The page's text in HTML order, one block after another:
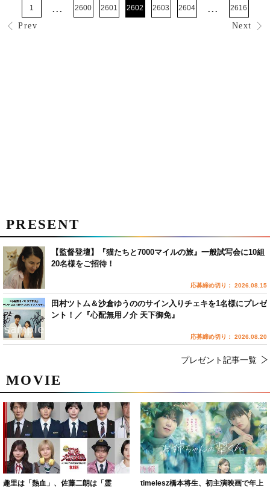
Prev
1 ... 2600 2601 2602 2603 2604 ... 2616
Next
MOVIE
趣里は「熱血」、佐藤二朗は「霊
timelesz橋本将生、初主演映画で年上
PRESENT
【監督登壇】『猫たちと7000マイルの旅』一般試写会に10組
20名様をご招待！
応募締め切り： 2026.08.15
田村ツトム＆沙倉ゆうののサイン入りチェキを1名様にプレゼ
ント！／『心配無用ノ介 天下御免』
応募締め切り： 2026.08.20
プレゼント記事一覧